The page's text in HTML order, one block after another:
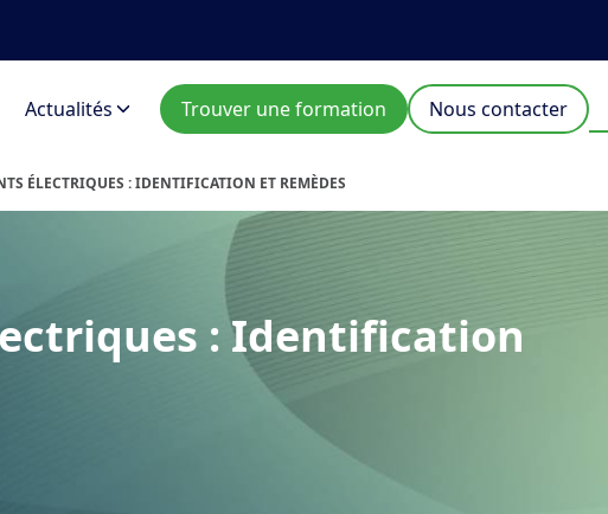
Actualités Trouver une formation Nous contacter
ÉLECTRIQUES : IDENTIFICATION ET REMÈDES
: Identification